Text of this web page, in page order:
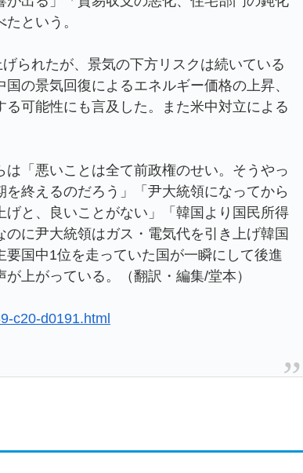
という。
られたが、景気の下方リスクは続いている
の景気回復によるエネルギー価格の上昇、
可能性にも言及した。また米中対立による
「悪いことは全て前政権のせい。そうやっ
終えるのだろう」「尹大統領になってから
と、良いことがない」「韓国より国民所得
に尹大統領はガス・電気代を引き上げ韓国
国中1位を走っていた国が一瞬にして後進
上がっている。（翻訳・編集/堂本）
c20-d0191.html